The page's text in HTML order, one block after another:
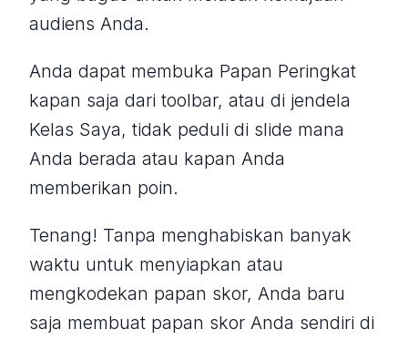
audiens Anda.
Anda dapat membuka Papan Peringkat
kapan saja dari toolbar, atau di jendela
Kelas Saya, tidak peduli di slide mana
Anda berada atau kapan Anda
memberikan poin.
Tenang! Tanpa menghabiskan banyak
waktu untuk menyiapkan atau
mengkodekan papan skor, Anda baru
saja membuat papan skor Anda sendiri di